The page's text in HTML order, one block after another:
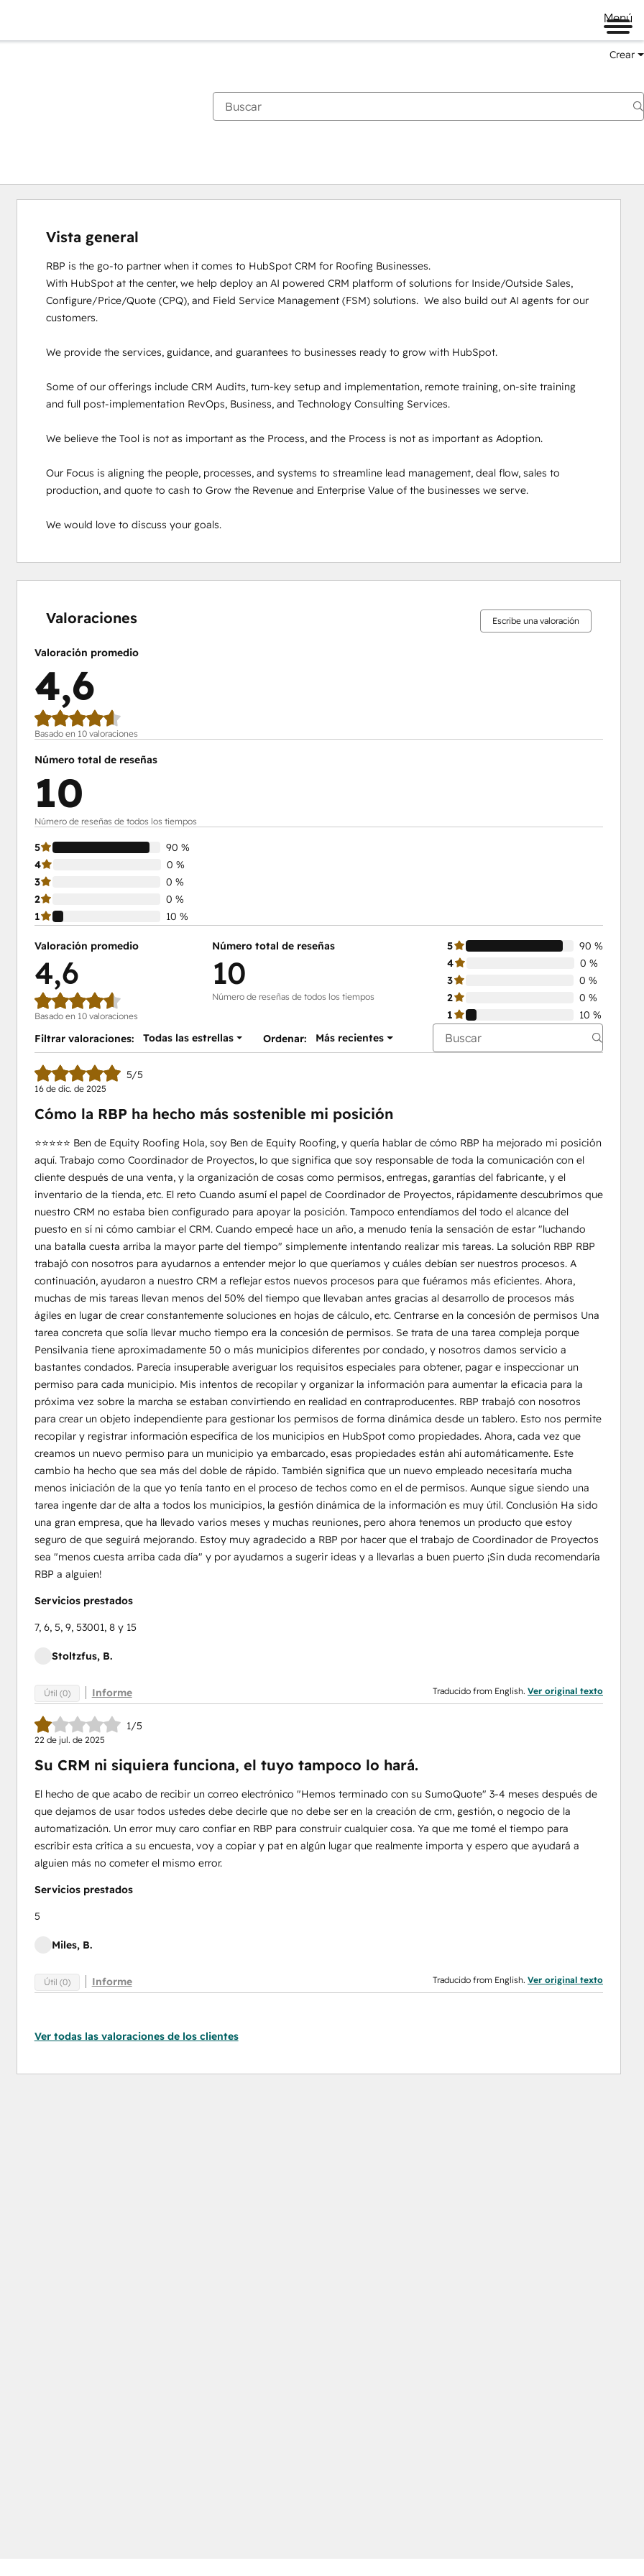
Menú
Crear
Vista general
RBP is the go-to partner when it comes to HubSpot CRM for Roofing Businesses.
With HubSpot at the center, we help deploy an AI powered CRM platform of solutions for Inside/Outside Sales,
Configure/Price/Quote (CPQ), and Field Service Management (FSM) solutions.  We also build out AI agents for our
customers.
We provide the services, guidance, and guarantees to businesses ready to grow with HubSpot.
Some of our offerings include CRM Audits, turn-key setup and implementation, remote training, on-site training
and full post-implementation RevOps, Business, and Technology Consulting Services.
We believe the Tool is not as important as the Process, and the Process is not as important as Adoption.
Our Focus is aligning the people, processes, and systems to streamline lead management, deal flow, sales to
production, and quote to cash to Grow the Revenue and Enterprise Value of the businesses we serve.
We would love to discuss your goals.
Valoraciones Escribe una valoración
Valoración promedio
4,6
Basado en 10 valoraciones
Número total de reseñas
10
Número de reseñas de todos los tiempos
5
90 %
4
0 %
3
0 %
2
0 %
1
10 %
Valoración promedio
4,6
Basado en 10 valoraciones
Número total de reseñas
10
Número de reseñas de todos los tiempos
5
90 %
4
0 %
3
0 %
2
0 %
1
10 %
Filtrar valoraciones:
Todas las estrellas Ordenar: Más recientes
5/5
16 de dic. de 2025
Cómo la RBP ha hecho más sostenible mi posición
⭐️⭐️⭐️⭐️⭐️ Ben de Equity Roofing Hola, soy Ben de Equity Roofing, y quería hablar de cómo RBP ha mejorado mi posición
aquí. Trabajo como Coordinador de Proyectos, lo que significa que soy responsable de toda la comunicación con el
cliente después de una venta, y la organización de cosas como permisos, entregas, garantías del fabricante, y el
inventario de la tienda, etc. El reto Cuando asumí el papel de Coordinador de Proyectos, rápidamente descubrimos que
nuestro CRM no estaba bien configurado para apoyar la posición. Tampoco entendíamos del todo el alcance del
puesto en sí ni cómo cambiar el CRM. Cuando empecé hace un año, a menudo tenía la sensación de estar "luchando
una batalla cuesta arriba la mayor parte del tiempo" simplemente intentando realizar mis tareas. La solución RBP RBP
trabajó con nosotros para ayudarnos a entender mejor lo que queríamos y cuáles debían ser nuestros procesos. A
continuación, ayudaron a nuestro CRM a reflejar estos nuevos procesos para que fuéramos más eficientes. Ahora,
muchas de mis tareas llevan menos del 50% del tiempo que llevaban antes gracias al desarrollo de procesos más
ágiles en lugar de crear constantemente soluciones en hojas de cálculo, etc. Centrarse en la concesión de permisos Una
tarea concreta que solía llevar mucho tiempo era la concesión de permisos. Se trata de una tarea compleja porque
Pensilvania tiene aproximadamente 50 o más municipios diferentes por condado, y nosotros damos servicio a
bastantes condados. Parecía insuperable averiguar los requisitos especiales para obtener, pagar e inspeccionar un
permiso para cada municipio. Mis intentos de recopilar y organizar la información para aumentar la eficacia para la
próxima vez sobre la marcha se estaban convirtiendo en realidad en contraproducentes. RBP trabajó con nosotros
para crear un objeto independiente para gestionar los permisos de forma dinámica desde un tablero. Esto nos permite
recopilar y registrar información específica de los municipios en HubSpot como propiedades. Ahora, cada vez que
creamos un nuevo permiso para un municipio ya embarcado, esas propiedades están ahí automáticamente. Este
cambio ha hecho que sea más del doble de rápido. También significa que un nuevo empleado necesitaría mucha
menos iniciación de la que yo tenía tanto en el proceso de techos como en el de permisos. Aunque sigue siendo una
tarea ingente dar de alta a todos los municipios, la gestión dinámica de la información es muy útil. Conclusión Ha sido
una gran empresa, que ha llevado varios meses y muchas reuniones, pero ahora tenemos un producto que estoy
seguro de que seguirá mejorando. Estoy muy agradecido a RBP por hacer que el trabajo de Coordinador de Proyectos
sea "menos cuesta arriba cada día" y por ayudarnos a sugerir ideas y a llevarlas a buen puerto ¡Sin duda recomendaría
RBP a alguien!
Servicios prestados
7, 6, 5, 9, 53001, 8 y 15
Stoltzfus, B.
Útil (0) Informe Traducido from English. Ver original texto
1/5
22 de jul. de 2025
Su CRM ni siquiera funciona, el tuyo tampoco lo hará.
El hecho de que acabo de recibir un correo electrónico "Hemos terminado con su SumoQuote" 3-4 meses después de
que dejamos de usar todos ustedes debe decirle que no debe ser en la creación de crm, gestión, o negocio de la
automatización. Un error muy caro confiar en RBP para construir cualquier cosa. Ya que me tomé el tiempo para
escribir esta crítica a su encuesta, voy a copiar y pat en algún lugar que realmente importa y espero que ayudará a
alguien más no cometer el mismo error.
Servicios prestados
5
Miles, B.
Útil (0) Informe Traducido from English. Ver original texto
Ver todas las valoraciones de los clientes